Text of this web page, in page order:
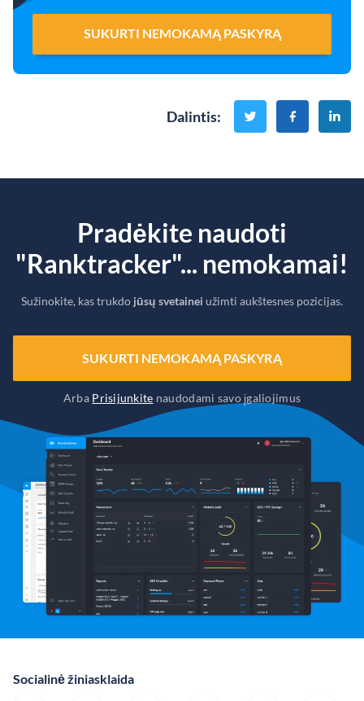
SUKURTI NEMOKAMĄ PASKYRĄ
Dalintis:
Pradėkite naudoti
"Ranktracker"... nemokamai!
Sužinokite, kas trukdo jūsų svetainei užimti aukštesnes pozicijas.
SUKURTI NEMOKAMĄ PASKYRĄ
Arba Prisijunkite naudodami savo įgaliojimus
Socialinė žiniasklaida